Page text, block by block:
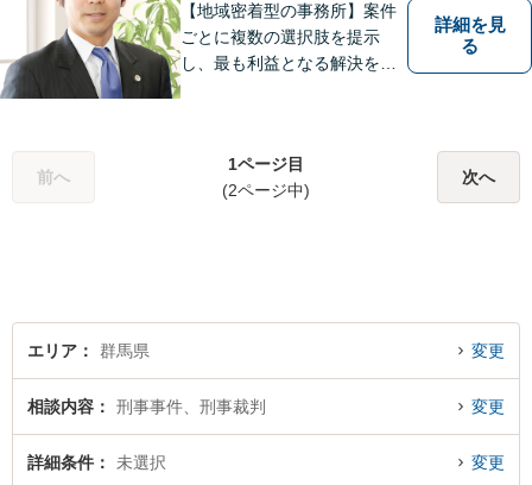
【地域密着型の事務所】案件
ごとに複数の選択肢を提示
し、最も利益となる解決を目
件・労働問題など、幅広い事
案に対応。高崎・前橋・太
詳細を見
る
前へ
1ページ目
(2ページ中)
次へ
エリア 群馬県 変更
相談内容 刑事事件、刑事裁判 変更
詳細条件 未選択 変更